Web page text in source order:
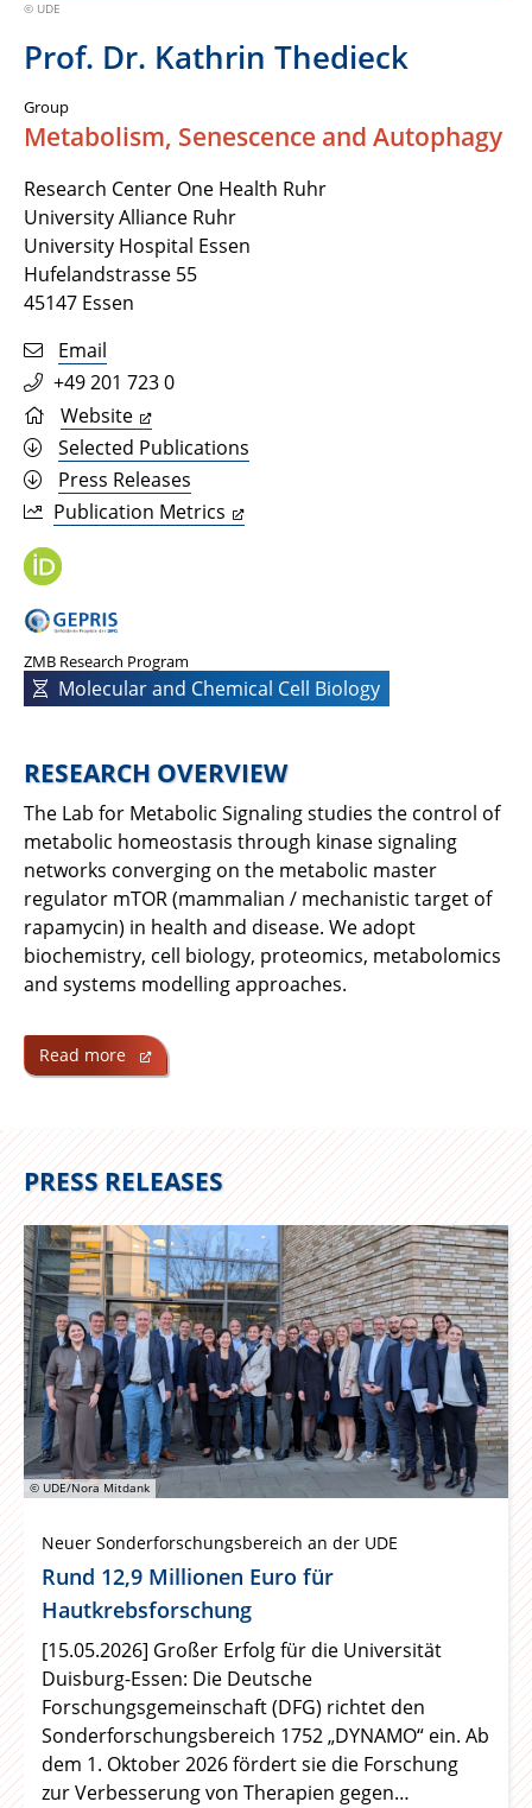
© UDE
Prof. Dr. Kathrin Thedieck
Group
Metabolism, Senescence and Autophagy
Research Center One Health Ruhr
University Alliance Ruhr
University Hospital Essen
Hufelandstrasse 55
45147 Essen
Email
+49 201 723 0
Website
Selected Publications
Press Releases
Publication Metrics
ZMB Research Program
Molecular and Chemical Cell Biology
RESEARCH OVERVIEW
The Lab for Metabolic Signaling studies the control of
metabolic homeostasis through kinase signaling
networks converging on the metabolic master
regulator mTOR (mammalian / mechanistic target of
rapamycin) in health and disease. We adopt
biochemistry, cell biology, proteomics, metabolomics
and systems modelling approaches.
Read more
PRESS RELEASES
© UDE/Nora Mitdank
Neuer Sonderforschungsbereich an der UDE
Rund 12,9 Millionen Euro für
Hautkrebsforschung
[15.05.2026] Großer Erfolg für die Universität
Duisburg-Essen: Die Deutsche
Forschungsgemeinschaft (DFG) richtet den
Sonderforschungsbereich 1752 „DYNAMO“ ein. Ab
dem 1. Oktober 2026 fördert sie die Forschung
zur Verbesserung von Therapien gegen